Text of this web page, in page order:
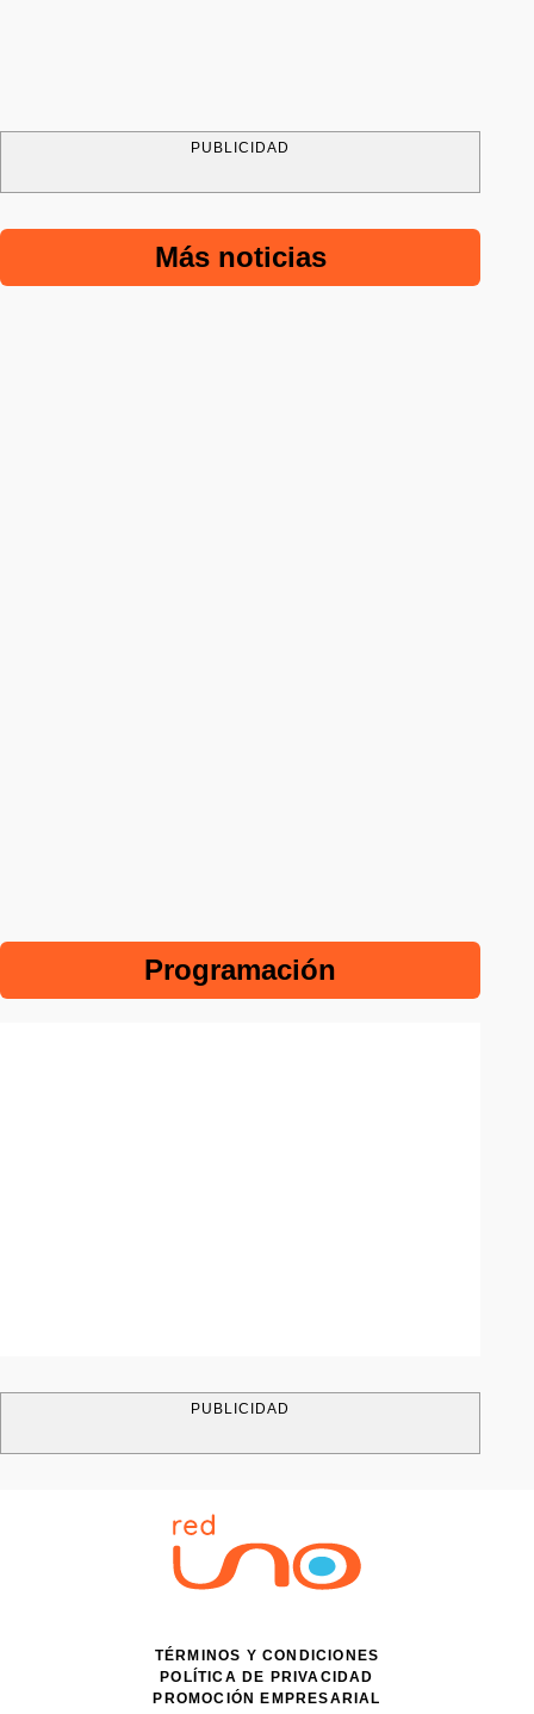
PUBLICIDAD
Más noticias
Programación
PUBLICIDAD
TÉRMINOS Y CONDICIONES
POLÍTICA DE PRIVACIDAD
PROMOCIÓN EMPRESARIAL